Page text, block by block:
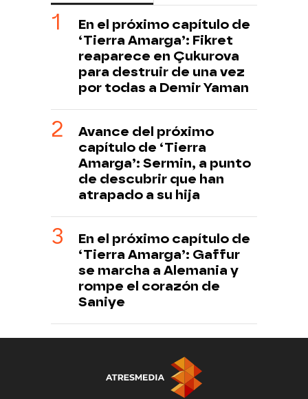
En el próximo capítulo de
‘Tierra Amarga’: Fikret
reaparece en Çukurova
para destruir de una vez
por todas a Demir Yaman
Avance del próximo
capítulo de ‘Tierra
Amarga’: Sermin, a punto
de descubrir que han
atrapado a su hija
En el próximo capítulo de
‘Tierra Amarga’: Gaffur
se marcha a Alemania y
rompe el corazón de
Saniye